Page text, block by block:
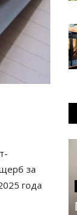
за
года